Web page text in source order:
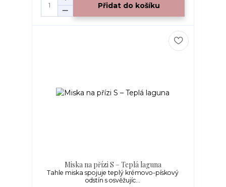
Přidat do košíku
Miska na přízi S – Teplá laguna
Tahle miska spojuje teplý krémovo-pískový
odstín s osvěžujíc...